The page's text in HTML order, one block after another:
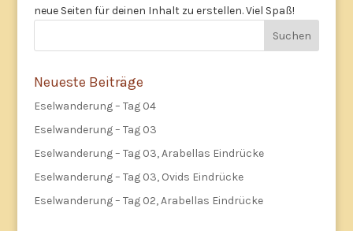
neue Seiten für deinen Inhalt zu erstellen. Viel Spaß!
Neueste Beiträge
Eselwanderung – Tag 04
Eselwanderung – Tag 03
Eselwanderung – Tag 03, Arabellas Eindrücke
Eselwanderung – Tag 03, Ovids Eindrücke
Eselwanderung – Tag 02, Arabellas Eindrücke